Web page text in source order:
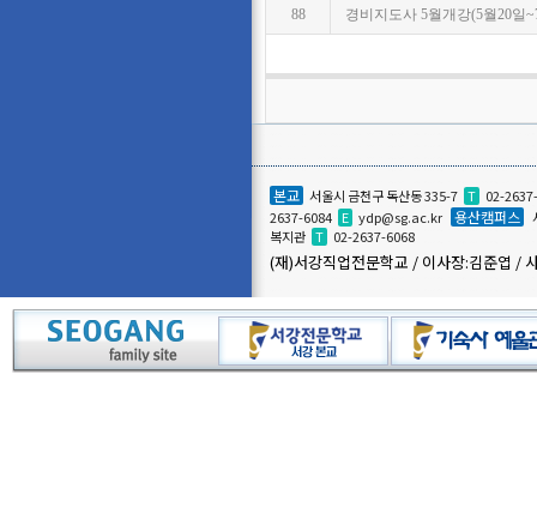
88 경비지도사 5월개강(5월20일
본교 서울시 금천구 독산동 335-7 T 02-
2637-6084 E ydp@sg.ac.kr 용산캠퍼스
복지관 T 02-2637-6068
(재)서강직업전문학교 / 이사장:김준엽 /